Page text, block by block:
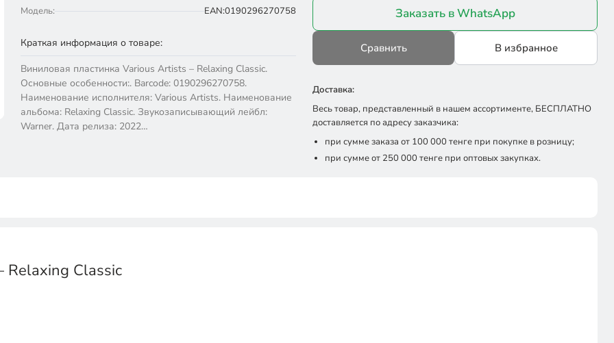
Модель:
EAN:0190296270758
Краткая информация о товаре:
Виниловая пластинка Various Artists – Relaxing Classic.
Основные особенности:. Barcode: 0190296270758.
Наименование исполнителя: Various Artists. Наименование
альбома: Relaxing Classic. Звукозаписывающий лейбл:
Warner. Дата релиза: 2022…
Заказать в WhatsApp
Сравнить В избранное
Доставка:
Весь товар, представленный в нашем ассортименте, БЕСПЛАТНО
доставляется по адресу заказчика:
при сумме заказа от 100 000 тенге при покупке в розницу;
при сумме от 250 000 тенге при оптовых закупках.
Relaxing Classic